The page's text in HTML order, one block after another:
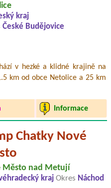
kraj
České Budějovice
v hezké a klidné krajině na
km od obce Netolice a 25 km
Informace
Chatky Nové
Město nad Metují
kraj Okres Náchod